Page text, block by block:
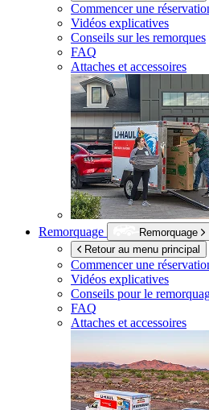
Commencer une
Vidéos explicatives
Conseils sur les remorques
FAQ
Attaches et accessoires
Remorquage
Remorquage
Retour au menu principal
Commencer une
Vidéos explicatives
Conseils pour le
FAQ
Attaches et accessoires